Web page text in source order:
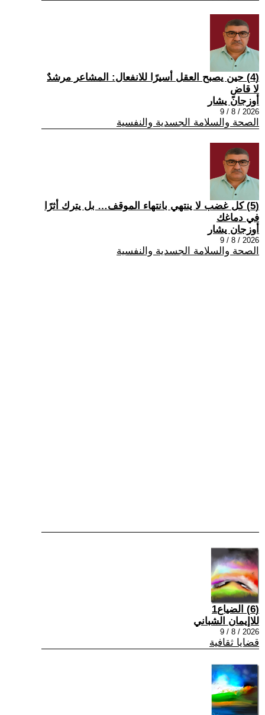
(4) حين يصبح العقل أسيرًا للانفعال: المشاعر مرشدٌ
لا قاضٍ
أوزجان يشار
2026 / 8 / 9
الصحة والسلامة الجسدية والنفسية
(5) كل غضب لا ينتهي بانتهاء الموقف… بل يترك أثرًا
في دماغك
أوزجان يشار
2026 / 8 / 9
الصحة والسلامة الجسدية والنفسية
(6) الضياع1
للاإيمان الشباني
2026 / 8 / 9
قضايا ثقافية